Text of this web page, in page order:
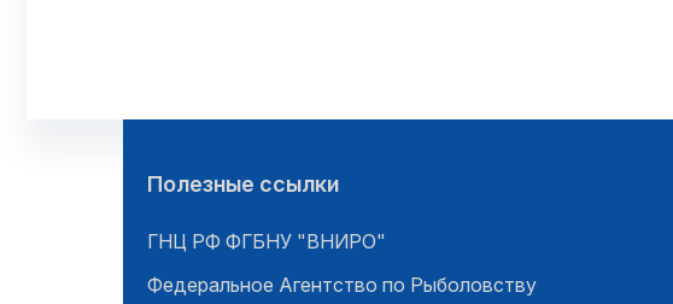
Полезные ссылки
ГНЦ РФ ФГБНУ "ВНИРО"
Федеральное Агентство по Рыболовству